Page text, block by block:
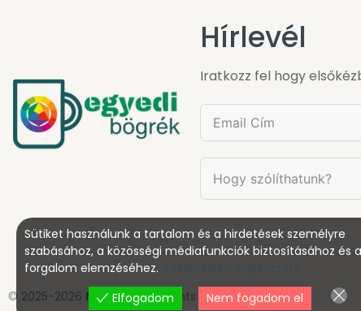
Hírlevél
Iratkozz fel hogy
© 2025-2026 NetglobalAll rights reserved.
Sütiket használunk a tartalom és a hirdetések személyre
szabásához, a közösségi médiafunkciók biztosításához és a
forgalom elemzéséhez.
Elfogadom
Nem fogadom el